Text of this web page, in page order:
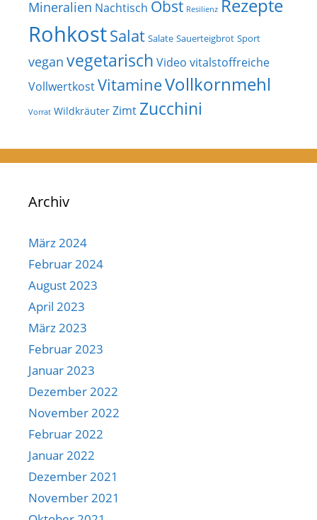
Mineralien Nachtisch Obst Resilienz Rezepte
RohkostSalat Salate Sauerteigbrot Sport
vegan vegetarisch Video vitalstoffreiche
VollwertkostVitamineVollkornmehl
Vorrat Wildkräuter Zimt Zucchini
Archiv
März 2024
Februar 2024
August 2023
April 2023
März 2023
Februar 2023
Januar 2023
Dezember 2022
November 2022
Februar 2022
Januar 2022
Dezember 2021
November 2021